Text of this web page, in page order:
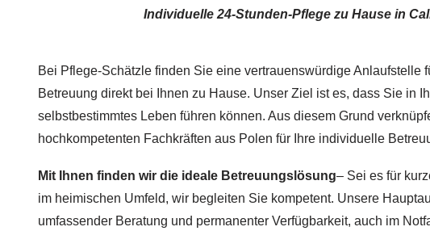
Individuelle 24-Stunden-Pflege zu Hause in
Bei Pflege-Schätzle finden Sie eine vertrauenswürdige Anlaufstelle
Betreuung direkt bei Ihnen zu Hause. Unser Ziel ist es, dass Sie in
selbstbestimmtes Leben führen können. Aus diesem Grund
hochkompetenten Fachkräften aus Polen für Ihre individuelle
Mit Ihnen finden wir die ideale Betreuungslösung– Sei es für
im heimischen Umfeld, wir begleiten Sie kompetent. Unsere
umfassender Beratung und permanenter Verfügbarkeit, auch im